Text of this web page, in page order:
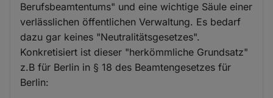
Berufsbeamtentums" und eine wichtige Säule einer
verlässlichen öffentlichen Verwaltung. Es bedarf
dazu gar keines "Neutralitätsgesetzes".
Konkretisiert ist dieser "herkömmliche Grundsatz"
z.B für Berlin in § 18 des Beamtengesetzes für
Berlin: